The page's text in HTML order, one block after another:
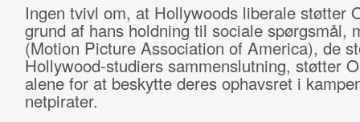
Ingen tvivl om, at Hollywoods liberale støtter
grund af hans holdning til sociale spørgsmål,
(Motion Picture Association of America), de
Hollywood-studiers sammenslutning, støtter
alene for at beskytte deres ophavsret i
netpirater.